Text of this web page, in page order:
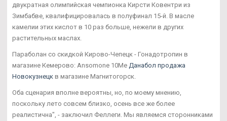
двукратная олимпийская чемпионка Кирсти Ковентри из
Зимбабве, квалифицировалась в полуфинал 15-й. В масле
камелии этих кислот в 10 раз больше, нежели в других
растительных маслах.
Параболан со скидкой Кирово-Чепецк - Гонадотропин в
магазине Кемерово: Ansomone 10Me Данабол продажа
Новокузнецк в магазине Магнитогорск.
Оба сценария вполне вероятны, но, по моему мнению,
поскольку лето совсем близко, осень все же более
реалистична", - заключил Феллеги. Мы являемся сторонниками